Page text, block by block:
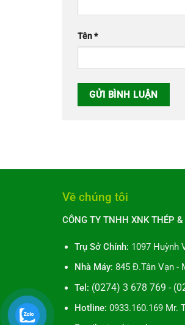
Tên*
Về chúng tôi
CÔNG TY TNHH XNK THÉP
Trụ Sở Chính: 1097 Huỳnh
Nhà Máy: 845 Đ.Tân Vạn -
Tel: (0274) 3 678 769 -
Hotline:0933.160.169 Mr.